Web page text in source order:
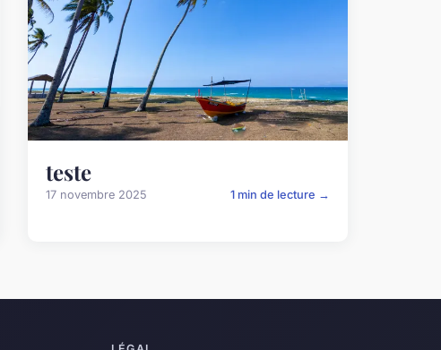
teste
17 novembre 2025 1 min de lecture →